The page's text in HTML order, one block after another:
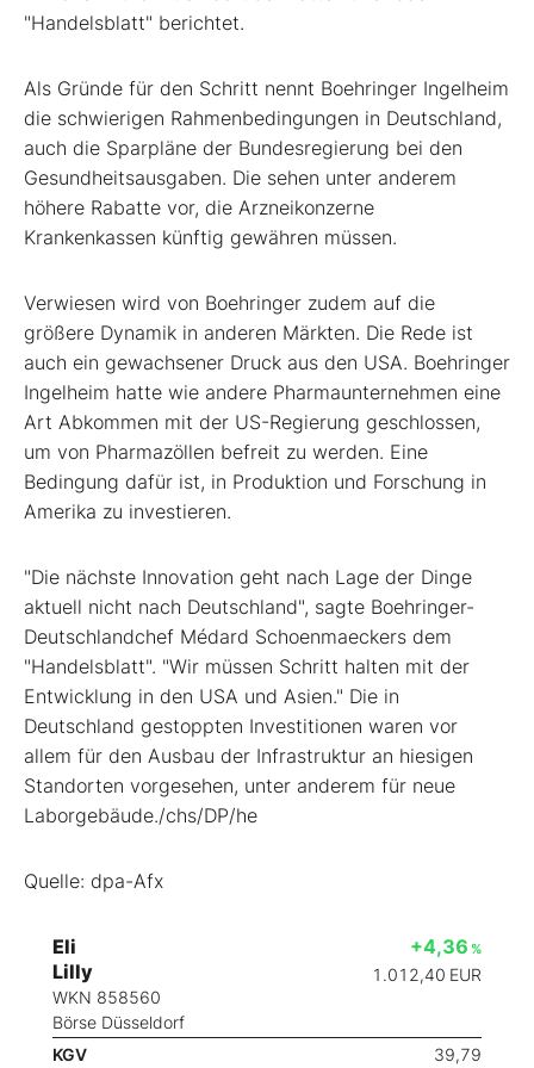
"Handelsblatt" berichtet.
Als Gründe für den Schritt nennt Boehringer Ingelheim
die schwierigen Rahmenbedingungen in Deutschland,
auch die Sparpläne der Bundesregierung bei den
Gesundheitsausgaben. Die sehen unter anderem
höhere Rabatte vor, die Arzneikonzerne
Krankenkassen künftig gewähren müssen.
Verwiesen wird von Boehringer zudem auf die
größere Dynamik in anderen Märkten. Die Rede ist
auch ein gewachsener Druck aus den USA. Boehringer
Ingelheim hatte wie andere Pharmaunternehmen eine
Art Abkommen mit der US-Regierung geschlossen,
um von Pharmazöllen befreit zu werden. Eine
Bedingung dafür ist, in Produktion und Forschung in
Amerika zu investieren.
"Die nächste Innovation geht nach Lage der Dinge
aktuell nicht nach Deutschland", sagte Boehringer-
Deutschlandchef Médard Schoenmaeckers dem
"Handelsblatt". "Wir müssen Schritt halten mit der
Entwicklung in den USA und Asien." Die in
Deutschland gestoppten Investitionen waren vor
allem für den Ausbau der Infrastruktur an hiesigen
Standorten vorgesehen, unter anderem für neue
Laborgebäude./chs/DP/he
Quelle: dpa-Afx
Eli
Lilly
WKN 858560
Börse Düsseldorf
+4,36 %
1.012,40 EUR
KGV 39,79